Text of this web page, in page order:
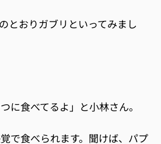
とおりガブリといってみまし
に食べてるよ」と小林さん。
で食べられます。聞けば、パプ